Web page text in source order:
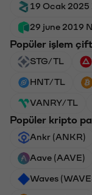
19 Ocak 2025
29 june 2019
Popüler işlem
STG/TL
HNT/TL
VANRY/TL
Popüler kripto
Ankr (ANKR)
Aave (AAVE)
Waves